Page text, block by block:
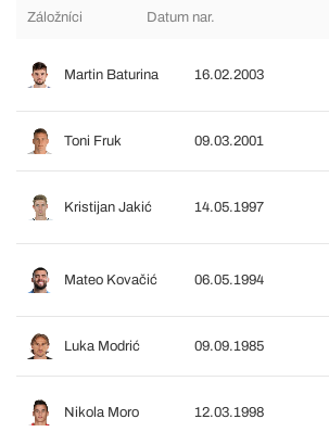
Záložníci Datum nar.
Martin Baturina 16.02.2003
Toni Fruk 09.03.2001
Kristijan Jakić 14.05.1997
Mateo Kovačić 06.05.1994
Luka Modrić 09.09.1985
Nikola Moro 12.03.1998